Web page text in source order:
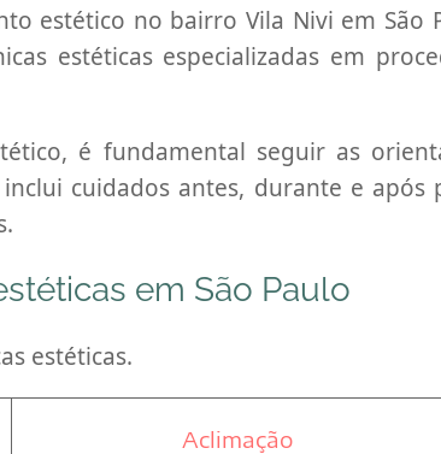
estético no bairro Vila Nivi em São
estéticas especializadas em
é fundamental seguir as
cuidados antes, durante e
em São Paulo
estéticas.
Aclimação